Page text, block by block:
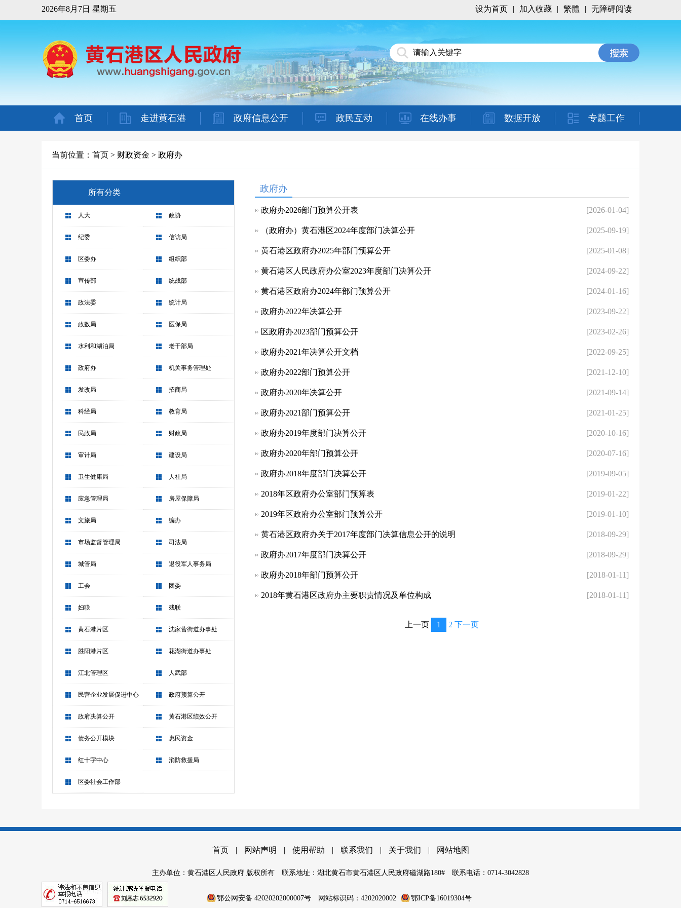
2026年8月7日 星期五 设为首页 | 加入收藏 | 繁體 | 无障碍阅读
首页 走进黄石港 政府信息公开 政民互动 在线办事 数据开放 专题工作
当前位置： 首页 > 财政资金 > 政府办
所有分类
人大 政协
纪委 信访局
区委办 组织部
宣传部 统战部
政法委 统计局
政数局 医保局
水利和湖泊局 老干部局
政府办 机关事务管理处
发改局 招商局
科经局 教育局
民政局 财政局
审计局 建设局
卫生健康局 人社局
应急管理局 房屋保障局
文旅局 编办
市场监督管理局 司法局
城管局 退役军人事务局
工会 团委
妇联 残联
黄石港片区 沈家营街道办事处
胜阳港片区 花湖街道办事处
江北管理区 人武部
民营企业发展促进中心 政府预算公开
政府决算公开 黄石港区绩效公开
债务公开模块 惠民资金
红十字中心 消防救援局
区委社会工作部
政府办
政府办2026部门预算公开表 [2026-01-04]
（政府办）黄石港区2024年度部门决算公开 [2025-09-19]
黄石港区政府办2025年部门预算公开 [2025-01-08]
黄石港区人民政府办公室2023年度部门决算公开 [2024-09-22]
黄石港区政府办2024年部门预算公开 [2024-01-16]
政府办2022年决算公开 [2023-09-22]
区政府办2023部门预算公开 [2023-02-26]
政府办2021年决算公开文档 [2022-09-25]
政府办2022部门预算公开 [2021-12-10]
政府办2020年决算公开 [2021-09-14]
政府办2021部门预算公开 [2021-01-25]
政府办2019年度部门决算公开 [2020-10-16]
政府办2020年部门预算公开 [2020-07-16]
政府办2018年度部门决算公开 [2019-09-05]
2018年区政府办公室部门预算表 [2019-01-22]
2019年区政府办公室部门预算公开 [2019-01-10]
黄石港区政府办关于2017年度部门决算信息公开的说明 [2018-09-29]
政府办2017年度部门决算公开 [2018-09-29]
政府办2018年部门预算公开 [2018-01-11]
2018年黄石港区政府办主要职责情况及单位构成 [2018-01-11]
上一页 1 2 下一页
首页 | 网站声明 | 使用帮助 | 联系我们 | 关于我们 | 网站地图
主办单位：黄石港区人民政府 版权所有 联系地址：湖北黄石市黄石港区人民政府磁湖路180# 联系电话：0714-3042828
鄂公网安备 42020202000007号 网站标识码：4202020002 鄂ICP备16019304号